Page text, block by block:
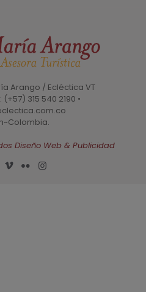
Arango / Ecléctica VT
315 540 2190 •
Diseño Web & Publicidad